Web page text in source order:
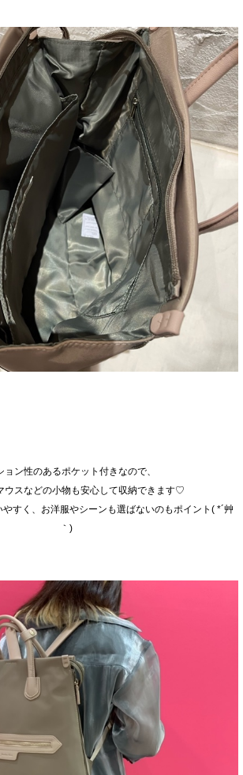
ョン性のあるポケット付きなので、
ウスなどの小物も安心して収納できます♡
すく、お洋服やシーンも選ばないのもポイント( *´艸
｀)